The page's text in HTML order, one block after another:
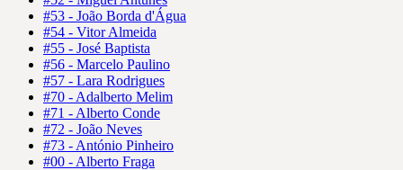
#53 - João Borda d'Água
#54 - Vitor Almeida
#55 - José Baptista
#56 - Marcelo Paulino
#57 - Lara Rodrigues
#70 - Adalberto Melim
#71 - Alberto Conde
#72 - João Neves
#73 - António Pinheiro
#00 - Alberto Fraga